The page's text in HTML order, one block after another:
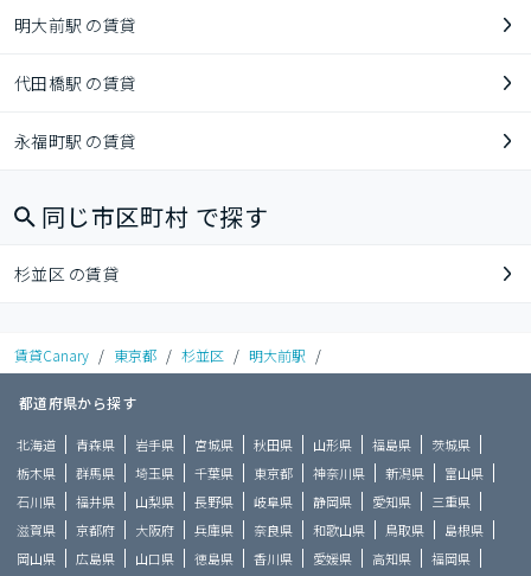
明大前駅 の賃貸
代田橋駅 の賃貸
永福町駅 の賃貸
同じ市区町村 で探す
杉並区 の賃貸
賃貸Canary / 東京都 / 杉並区 / 明大前駅 /
都道府県から探す
北海道 青森県 岩手県 宮城県 秋田県 山形県 福島県
茨城県
栃木県
群馬県 埼玉県 千葉県 東京都 神奈川県 新潟県
富山県
石川県
福井県 山梨県 長野県 岐阜県 静岡県 愛知県
三重県
滋賀県
京都府 大阪府 兵庫県 奈良県 和歌山県 鳥取県
島根県
岡山県
広島県 山口県 徳島県 香川県 愛媛県 高知県
福岡県